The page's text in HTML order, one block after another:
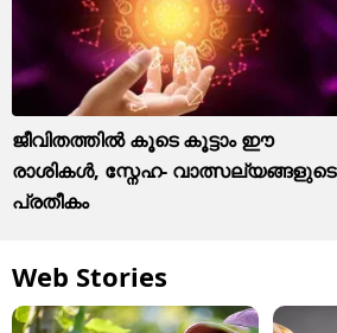
ജീവിതത്തിൽ കൂടെ കൂട്ടാം ഈ
രാശികൾ, സ്നേഹ- വാത്സല്യങ്ങളുടെ
പ്രതീകം
Web Stories